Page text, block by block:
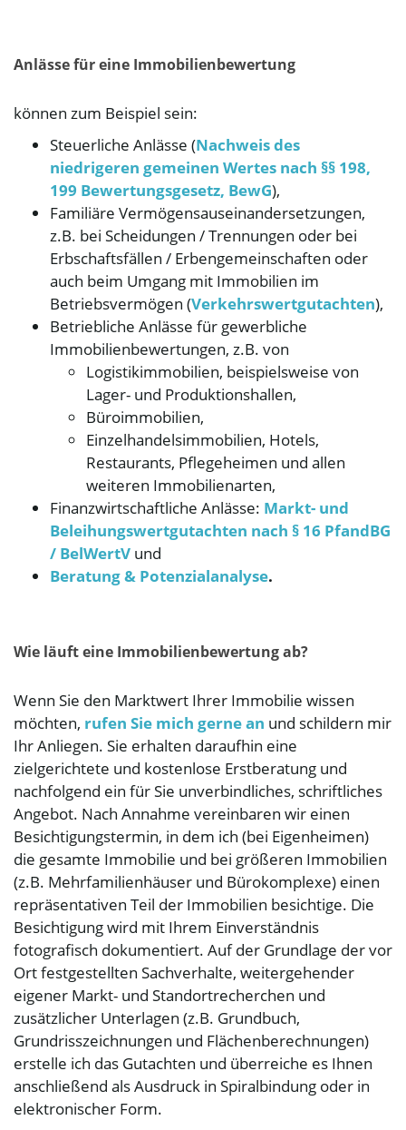
o
m
Anlässe für eine Immobilienbewertung
können zum Beispiel sein:
Steuerliche Anlässe (Nachweis des
niedrigeren gemeinen Wertes nach §§ 198,
199 Bewertungsgesetz, BewG),
Familiäre Vermögensauseinandersetzungen,
z.B. bei Scheidungen / Trennungen oder bei
Erbschaftsfällen / Erbengemeinschaften oder
auch beim Umgang mit Immobilien im
Betriebsvermögen (Verkehrswertgutachten),
Betriebliche Anlässe für gewerbliche
Immobilienbewertungen, z.B. von
Logistikimmobilien, beispielsweise von
Lager- und Produktionshallen,
Büroimmobilien,
Einzelhandelsimmobilien, Hotels,
Restaurants, Pflegeheimen und allen
weiteren Immobilienarten,
Finanzwirtschaftliche Anlässe: Markt- und
Beleihungswertgutachten nach § 16 PfandBG
/ BelWertV und
Beratung & Potenzialanalyse.
Wie läuft eine Immobilienbewertung ab?
Wenn Sie den Marktwert Ihrer Immobilie wissen
möchten, rufen Sie mich gerne an und schildern mir
Ihr Anliegen. Sie erhalten daraufhin eine
zielgerichtete und kostenlose Erstberatung und
nachfolgend ein für Sie unverbindliches, schriftliches
Angebot. Nach Annahme vereinbaren wir einen
Besichtigungstermin, in dem ich (bei Eigenheimen)
die gesamte Immobilie und bei größeren Immobilien
(z.B. Mehrfamilienhäuser und Bürokomplexe) einen
repräsentativen Teil der Immobilien besichtige. Die
Besichtigung wird mit Ihrem Einverständnis
fotografisch dokumentiert. Auf der Grundlage der vor
Ort festgestellten Sachverhalte, weitergehender
eigener Markt- und Standortrecherchen und
zusätzlicher Unterlagen (z.B. Grundbuch,
Grundrisszeichnungen und Flächenberechnungen)
erstelle ich das Gutachten und überreiche es Ihnen
anschließend als Ausdruck in Spiralbindung oder in
elektronischer Form.